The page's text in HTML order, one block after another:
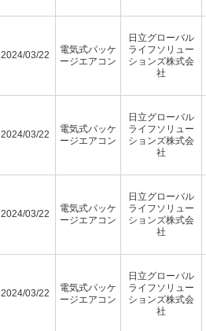
2024/03/22
電気式パッケ
ージエアコン
日立グローバル
ライフソリュー
ションズ株式会
社
2024/03/22
電気式パッケ
ージエアコン
日立グローバル
ライフソリュー
ションズ株式会
社
2024/03/22
電気式パッケ
ージエアコン
日立グローバル
ライフソリュー
ションズ株式会
社
2024/03/22
電気式パッケ
ージエアコン
日立グローバル
ライフソリュー
ションズ株式会
社